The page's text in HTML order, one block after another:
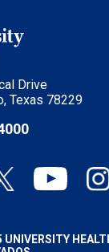
Drive
Texas 78229